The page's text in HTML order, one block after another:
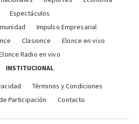
Espectáculos
Impulso Empresarial
Clasionce
Elonce en vivo
Radio en vivo
INSTITUCIONAL
Términos y Condiciones
Participación
Contacto